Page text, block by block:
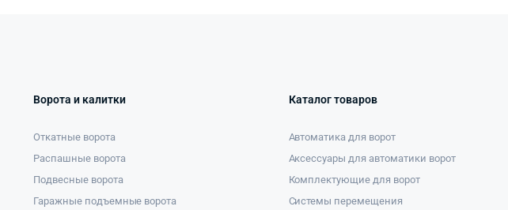
Ворота и калитки
Откатные ворота
Распашные ворота
Подвесные ворота
Гаражные подъемные ворота
Каталог товаров
Автоматика для ворот
Аксессуары для автоматики ворот
Комплектующие для ворот
Системы перемещения